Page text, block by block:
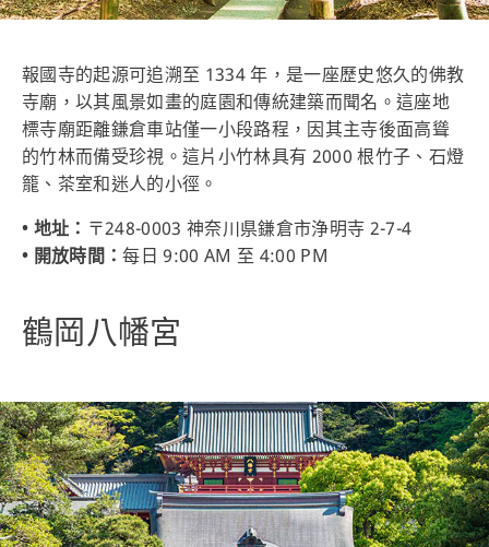
報國寺的起源可追溯至 1334 年，是一座歷史悠久的佛教
寺廟，以其風景如畫的庭園和傳統建築而聞名。這座地
標寺廟距離鎌倉車站僅一小段路程，因其主寺後面高聳
的竹林而備受珍視。這片小竹林具有 2000 根竹子、石燈
籠、茶室和迷人的小徑。
• 地址： 〒248-0003 神奈川県鎌倉市浄明寺 2-7-4
• 開放時間：每日 9:00 AM 至 4:00 PM
鶴岡八幡宮